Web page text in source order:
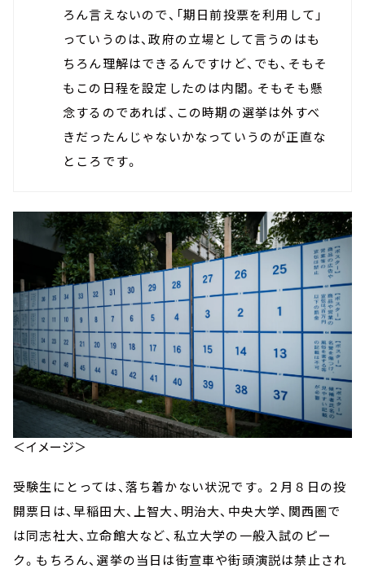
ろん言えないので、「期日前投票を利用して」
っていうのは、政府の立場として言うのはも
ちろん理解はできるんですけど、でも、そもそ
もこの日程を設定したのは内閣。そもそも懸
念するのであれば、この時期の選挙は外すべ
きだったんじゃないかなっていうのが正直な
ところです。
＜イメージ＞
受験生にとっては、落ち着かない状況です。２月８日の投
開票日は、早稲田大、上智大、明治大、中央大学、関西圏で
は同志社大、立命館大など、私立大学の一般入試のピー
ク。もちろん、選挙の当日は街宣車や街頭演説は禁止され